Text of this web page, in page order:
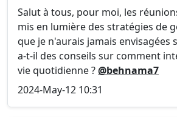
Salut à tous, pour moi, les
mis en lumière des stratégies de
que je n'aurais jamais envisagées
a-t-il des conseils sur comment
vie quotidienne ?@behnama7
2024-May-12 10:31